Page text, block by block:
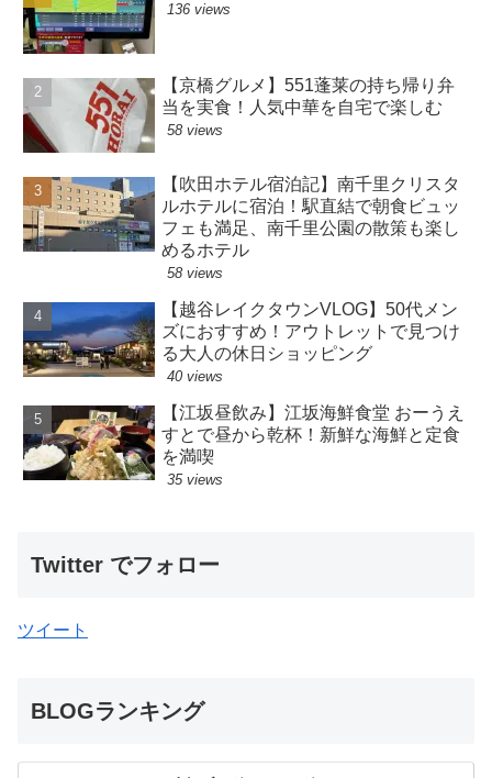
136 views
【京橋グルメ】551蓬莱の持ち帰り弁
当を実食！人気中華を自宅で楽しむ
58 views
【吹田ホテル宿泊記】南千里クリスタ
ルホテルに宿泊！駅直結で朝食ビュッ
フェも満足、南千里公園の散策も楽し
めるホテル
58 views
【越谷レイクタウンVLOG】50代メン
ズにおすすめ！アウトレットで見つけ
る大人の休日ショッピング
40 views
【江坂昼飲み】江坂海鮮食堂 おーうえ
すとで昼から乾杯！新鮮な海鮮と定食
を満喫
35 views
Twitter でフォロー
ツイート
BLOGランキング